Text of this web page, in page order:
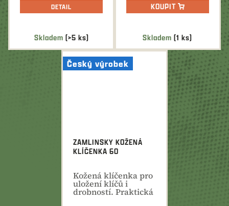
Skladem (>5 ks)
DETAIL
Skladem(1 ks)
KOUPIT
Český výrobek
ZAMLINSKY KOŽENÁ
KLÍČENKA 60
Kožená klíčenka pro
uložení klíčů i
drobností. Praktická